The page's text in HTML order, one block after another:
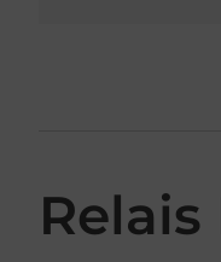
Relais